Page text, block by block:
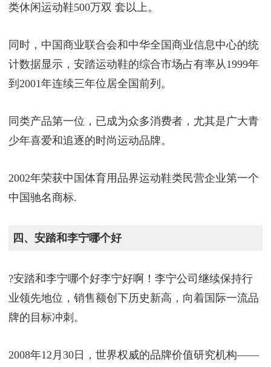
类休闲运动鞋500万双 套以上。
同时，中国商业联合会和中华全国商业信息中心的统
计数据显示，安踏运动鞋的综合市场占有率从1999年
到2001年连续三年位居全国前列。
同类产品第一位，已成为众多消费者，尤其是广大青
少年喜爱和追逐的时尚运动品牌。
2002年荣获中国体育用品界运动鞋类民营企业第一个
中国驰名商标.
四、安踏和李宁哪个好
?安踏和李宁哪个好李宁好啊！李宁公司继续保持行
业领先地位，销售额创下历史新高，向着国际一流品
牌的目标冲刺。
2008年12月30日，世界权威的品牌价值研究机构——